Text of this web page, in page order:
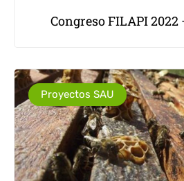
Congreso FILAPI 2022
Proyectos SAU